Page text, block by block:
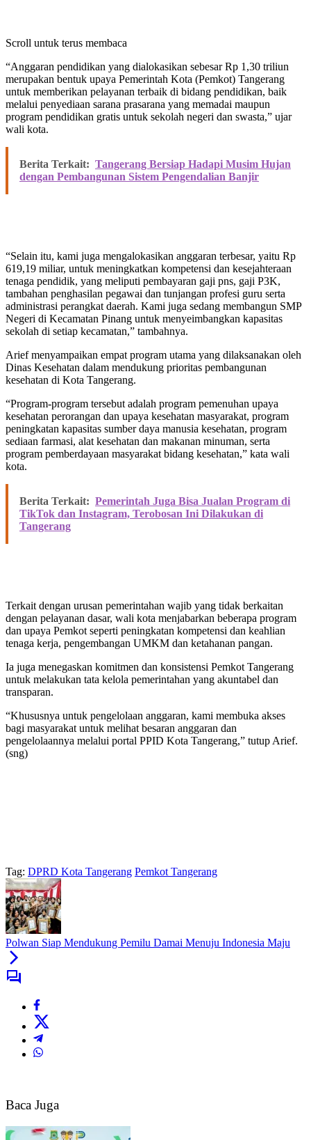
Scroll untuk terus membaca
“Anggaran pendidikan yang dialokasikan sebesar Rp 1,30 triliun
merupakan bentuk upaya Pemerintah Kota (Pemkot) Tangerang
untuk memberikan pelayanan terbaik di bidang pendidikan, baik
melalui penyediaan sarana prasarana yang memadai maupun
program pendidikan gratis untuk sekolah negeri dan swasta,” ujar
wali kota.
Berita Terkait: Tangerang Bersiap Hadapi Musim Hujan
dengan Pembangunan Sistem Pengendalian Banjir
“Selain itu, kami juga mengalokasikan anggaran terbesar, yaitu Rp
619,19 miliar, untuk meningkatkan kompetensi dan kesejahteraan
tenaga pendidik, yang meliputi pembayaran gaji pns, gaji P3K,
tambahan penghasilan pegawai dan tunjangan profesi guru serta
administrasi perangkat daerah. Kami juga sedang membangun SMP
Negeri di Kecamatan Pinang untuk menyeimbangkan kapasitas
sekolah di setiap kecamatan,” tambahnya.
Arief menyampaikan empat program utama yang dilaksanakan oleh
Dinas Kesehatan dalam mendukung prioritas pembangunan
kesehatan di Kota Tangerang.
“Program-program tersebut adalah program pemenuhan upaya
kesehatan perorangan dan upaya kesehatan masyarakat, program
peningkatan kapasitas sumber daya manusia kesehatan, program
sediaan farmasi, alat kesehatan dan makanan minuman, serta
program pemberdayaan masyarakat bidang kesehatan,” kata wali
kota.
Berita Terkait: Pemerintah Juga Bisa Jualan Program di
TikTok dan Instagram, Terobosan Ini Dilakukan di
Tangerang
Terkait dengan urusan pemerintahan wajib yang tidak berkaitan
dengan pelayanan dasar, wali kota menjabarkan beberapa program
dan upaya Pemkot seperti peningkatan kompetensi dan keahlian
tenaga kerja, pengembangan UMKM dan ketahanan pangan.
Ia juga menegaskan komitmen dan konsistensi Pemkot Tangerang
untuk melakukan tata kelola pemerintahan yang akuntabel dan
transparan.
“Khususnya untuk pengelolaan anggaran, kami membuka akses
bagi masyarakat untuk melihat besaran anggaran dan
pengelolaannya melalui portal PPID Kota Tangerang,” tutup Arief.
(sng)
Tag: DPRD Kota Tangerang Pemkot Tangerang
Polwan Siap Mendukung Pemilu Damai Menuju Indonesia Maju
Baca Juga